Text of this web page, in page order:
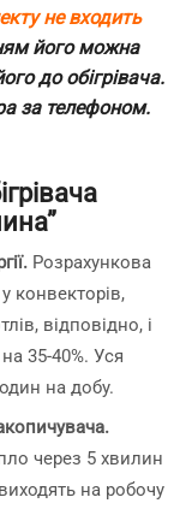
не входить
його можна
до обігрівача.
за телефоном.
Розрахункова
конвекторів,
відповідно, і
35-40%. Уся
на добу.
через 5 хвилин
на робочу